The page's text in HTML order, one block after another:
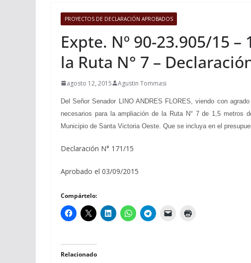
PROYECTOS DE DECLARACIÓN APROBADOS
Expte. Nº 90-23.905/15
la Ruta N° 7 –
agosto 12, 2015 Agustin Tommasi
Del Señor Senador LINO ANDRES FLORES, viendo con
necesarios para la ampliación de la Ruta N° 7 de 1,5 metros
Municipio de Santa Victoria Oeste. Que se incluya en el
Declaración N° 171/15
Aprobado el 03/09/2015
Compártelo:
Relacionado